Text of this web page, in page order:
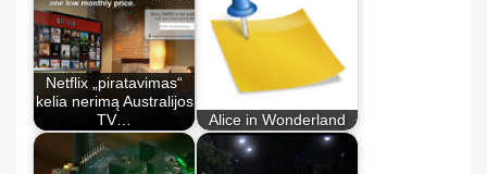
Netflix „piratavimas“
kelia nerimą Australijos
TV…
Alice in Wonderland